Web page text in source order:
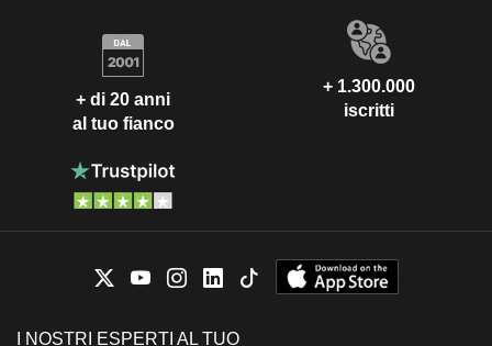
+ di 20 anni
al tuo fianco
+ 1.300.000
iscritti
I NOSTRI ESPERTI AL TUO